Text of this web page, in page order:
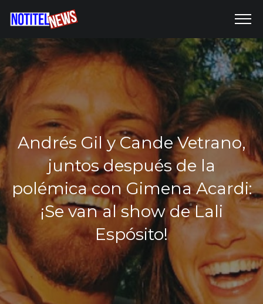
Andrés Gil y Cande Vetrano,
juntos después de la
polémica con Gimena Acardi:
¡Se van al show de Lali
Espósito!